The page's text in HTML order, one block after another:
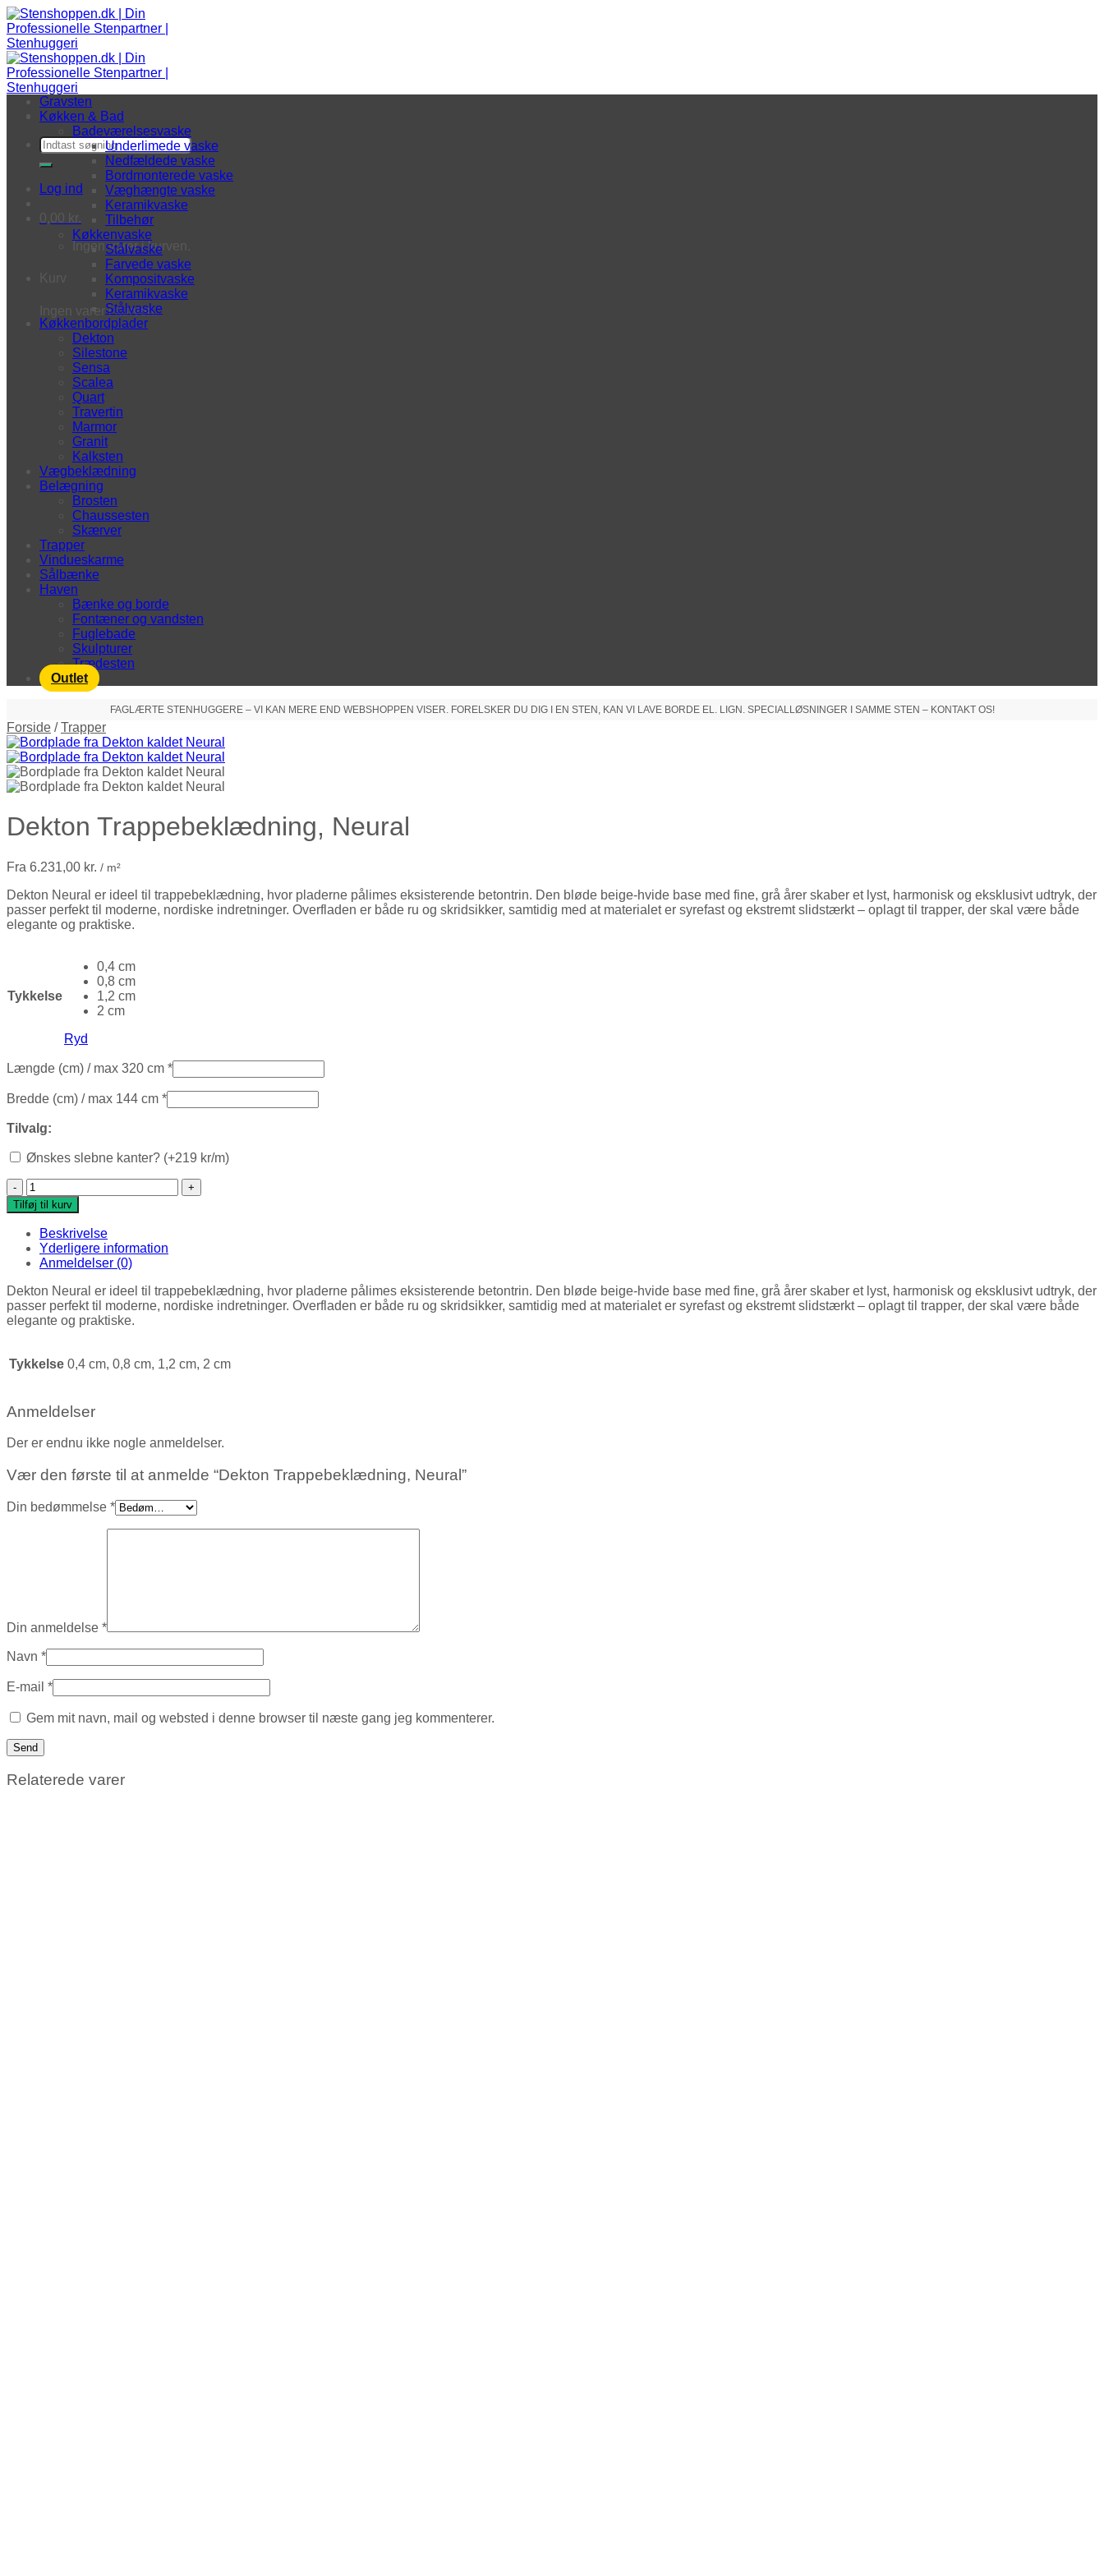
Fortsæt til indhold
Søg efter:
Log ind
Ingen varer i kurven.
Ingen varer i kurven.
Gravsten
Køkken & Bad
Badeværelsesvaske
Underlimede vaske
Nedfældede vaske
Bordmonterede vaske
Væghængte vaske
Keramikvaske
Tilbehør
Køkkenvaske
Stålvaske
Farvede vaske
Kompositvaske
Keramikvaske
Stålvaske
Køkkenbordplader
Dekton
Silestone
Sensa
Scalea
Quart
Travertin
Marmor
Granit
Kalksten
Vægbeklædning
Belægning
Brosten
Chaussesten
Skærver
Trapper
Vindueskarme
Sålbænke
Haven
Bænke og borde
Fontæner og vandsten
Fuglebade
Skulpturer
Trædesten
Outlet
FAGLÆRTE STENHUGGERE – VI KAN MERE END WEBSHOPPEN VISER. FORELSKER DU DIG I EN STEN, KAN VI LAVE BORDE EL. LIGN. SPECIALLØSNINGER I SAMME STEN – KONTAKT OS!
Forside / Trapper
Dekton Trappebeklædning, Neural
Fra 6.231,00 kr. / m²
Dekton Neural er ideel til trappebeklædning, hvor pladerne pålimes eksisterende betontrin. Den bløde beige-hvide base med fine, grå årer skaber et lyst, harmonisk og eksklusivt udtryk, der
passer perfekt til moderne, nordiske indretninger. Overfladen er både ru og skridsikker, samtidig med at materialet er syrefast og ekstremt slidstærkt – oplagt til trapper, der skal være både
elegante og praktiske.
Tykkelse
0,4 cm
0,8 cm
1,2 cm
2 cm
Ryd
Længde (cm) / max 320 cm *
Bredde (cm) / max 144 cm *
Tilvalg:
Ønskes slebne kanter? (+219 kr/m)
Dekton Trappebeklædning, Neural antal
Tilføj til kurv
Beskrivelse
Yderligere information
Anmeldelser (0)
Dekton Neural er ideel til trappebeklædning, hvor pladerne pålimes eksisterende betontrin. Den bløde beige-hvide base med fine, grå årer skaber et lyst, harmonisk og eksklusivt udtryk, der
passer perfekt til moderne, nordiske indretninger. Overfladen er både ru og skridsikker, samtidig med at materialet er syrefast og ekstremt slidstærkt – oplagt til trapper, der skal være både
elegante og praktiske.
Tykkelse 0,4 cm, 0,8 cm, 1,2 cm, 2 cm
Anmeldelser
Der er endnu ikke nogle anmeldelser.
Vær den første til at anmelde “Dekton Trappebeklædning, Neural”
Din bedømmelse *
Din anmeldelse *
Navn *
E-mail *
Gem mit navn, mail og websted i denne browser til næste gang jeg kommenterer.
Relaterede varer